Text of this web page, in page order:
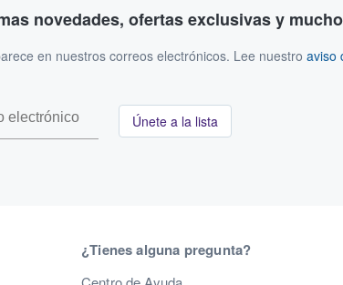
novedades, ofertas exclusivas y
en nuestros correos electrónicos. Lee nuestro aviso
Únete a la lista
¿Tienes alguna pregunta?